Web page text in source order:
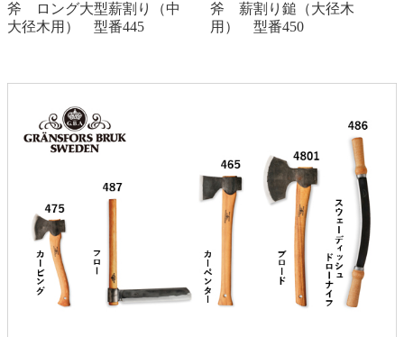
斧 ロング大型薪割り（中
大径木用） 型番445
斧 薪割り鎚（大径木
用） 型番450